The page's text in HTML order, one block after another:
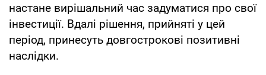
настане вирішальний час задуматися про свої
інвестиції. Вдалі рішення, прийняті у цей
період, принесуть довгострокові позитивні
наслідки.